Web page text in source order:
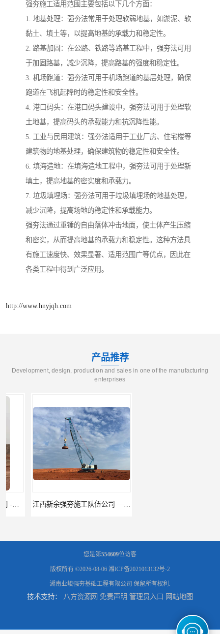
强夯施工适用范围主要包括以下几个方面：
1. 地基处理：强夯法常用于处理软弱地基，如淤泥、软
黏土、填土等，以提高地基的承载力和稳定性。
2. 路基加固：在公路、铁路等路基工程中，强夯法可用
于加固路基，减少沉降，提高路基的强度和稳定性。
3. 机场跑道：强夯法可用于机场跑道的基层处理，确保
跑道在飞机起降时的稳定性和安全性。
4. 港口码头：在港口码头建设中，强夯法可用于处理软
土地基，提高码头的承载能力和抗沉降性能。
5. 工业与民用建筑：强夯法适用于工业厂房、住宅楼等
建筑物的地基处理，确保建筑物的稳定性和安全性。
6. 填海造地：在填海造地工程中，强夯法可用于处理新
填土，提高地基的密实度和承载力。
7. 垃圾填埋场：强夯法可用于垃圾填埋场的地基处理，
减少沉降，提高场地的稳定性和承载能力。
强夯法通过重锤的自由落体冲击地面，使土体产生压缩
和密实，从而提高地基的承载力和稳定性。这种方法具
有施工速度快、效果显著、适用范围广等优点，因此在
各类工程中得到广泛应用。
http://www.hnyjqh.com
产品推荐
Development, design, production and sales in one of the manufacturing
enterprises
江西新余强夯施工队伍公司 —业峻强夯基础工程
湖南怀化强夯施工队伍公司厂房地基强夯施工 湖南常德强夯施工队伍公司厂房地基强夯施工
您是第554609位访客
版权所有 ©2026-08-06 湘ICP备2021013132号-2
湖南业峻强夯基础工程有限公司 保留所有权利.
技术支持： 八方资源网 免责声明 管理员入口 网站地图